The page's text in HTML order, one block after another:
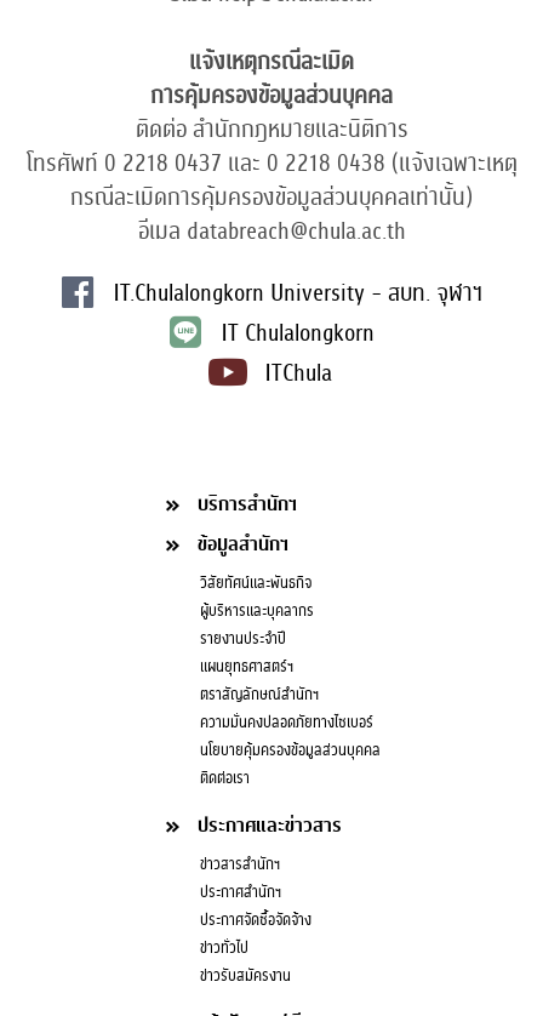
แจ้งเหตุกรณีละเมิด
การคุ้มครองข้อมูลส่วนบุคคล
ติดต่อ สำนักกฎหมายและนิติการ
โทรศัพท์ 0 2218 0437 และ 0 2218 0438 (แจ้งเฉพาะเหตุ
กรณีละเมิดการคุ้มครองข้อมูลส่วนบุคคลเท่านั้น)
อีเมล databreach@chula.ac.th
IT.Chulalongkorn University - สบท. จุฬาฯ
IT Chulalongkorn
ITChula
บริการสำนักฯ
ข้อมูลสำนักฯ
วิสัยทัศน์และพันธกิจ
ผู้บริหารและบุคลากร
รายงานประจำปี
แผนยุทธศาสตร์ฯ
ตราสัญลักษณ์สำนักฯ
ความมั่นคงปลอดภัยทางไซเบอร์
นโยบายคุ้มครองข้อมูลส่วนบุคคล
ติดต่อเรา
ประกาศและข่าวสาร
ข่าวสารสำนักฯ
ประกาศสำนักฯ
ประกาศจัดซื้อจัดจ้าง
ข่าวทั่วไป
ข่าวรับสมัครงาน